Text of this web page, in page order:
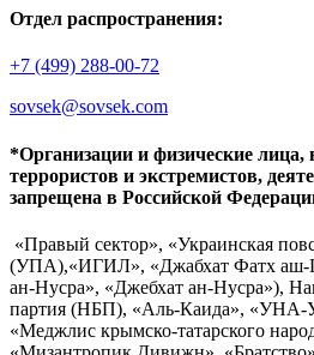
Отдел распространения:
+7 (499) 288-00-72
sovsek@sovsek.com
*Организации и физические лица,
террористов и экстремистов,
запрещена в Российской
«Правый сектор», «Украинская
(УПА),«ИГИЛ», «Джабхат Фатх аш-
ан-Нусра», «Джебхат ан-Нусра»),
партия (НБП), «Аль-Каида»,
«Меджлис крымско-татарского